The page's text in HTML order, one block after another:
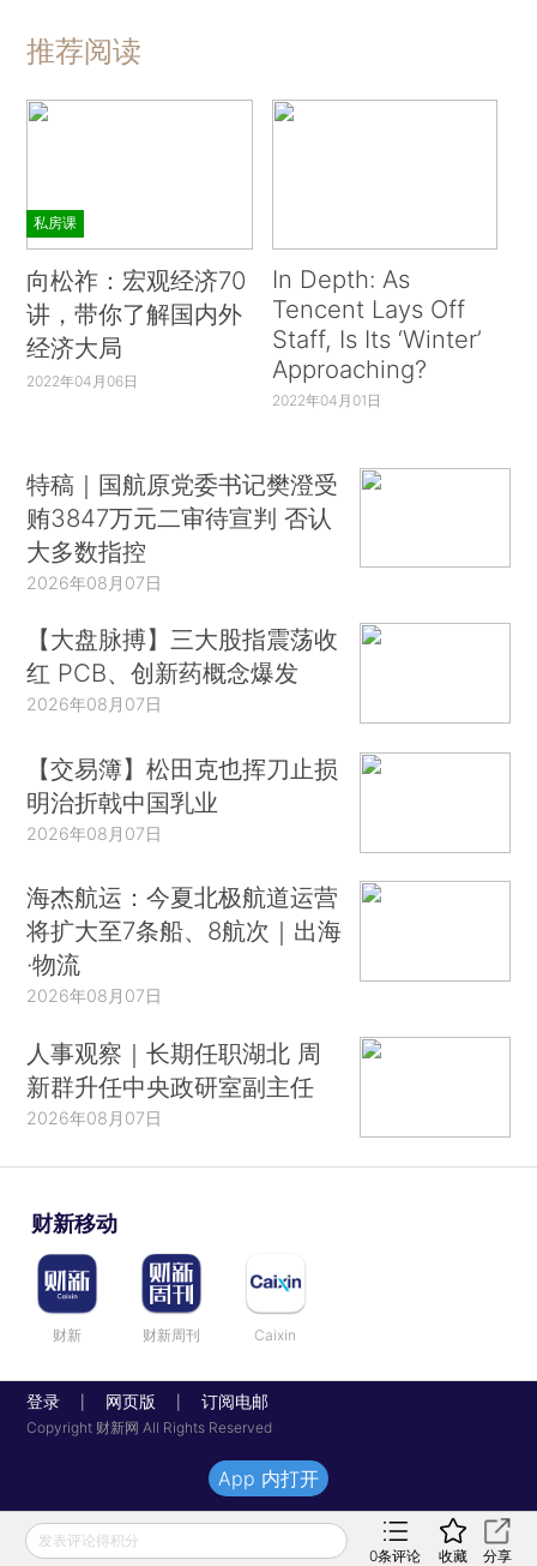
推荐阅读
私房课
向松祚：宏观经济70
讲，带你了解国内外
经济大局
2022年04月06日
In Depth: As
Tencent Lays Off
Staff, Is Its ‘Winter’
Approaching?
2022年04月01日
特稿｜国航原党委书记樊澄受
贿3847万元二审待宣判 否认
大多数指控
2026年08月07日
【大盘脉搏】三大股指震荡收
红 PCB、创新药概念爆发
2026年08月07日
【交易簿】松田克也挥刀止损
明治折戟中国乳业
2026年08月07日
海杰航运：今夏北极航道运营
将扩大至7条船、8航次｜出海
·物流
2026年08月07日
人事观察｜长期任职湖北 周
新群升任中央政研室副主任
2026年08月07日
财新移动
财新 财新周刊 Caixin
登录 网页版 订阅电邮
Copyright 财新网 All Rights Reserved
发表评论得积分
0条评论 收藏 分享
App 内打开